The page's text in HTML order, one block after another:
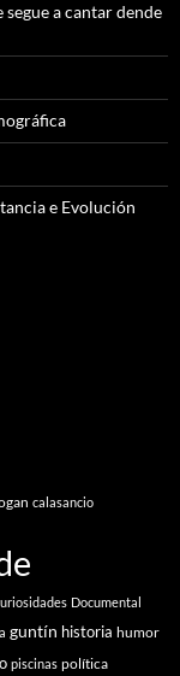
a cantar dende
e Evolución
calasancio
Documental
guntín historia humor
piscinas política